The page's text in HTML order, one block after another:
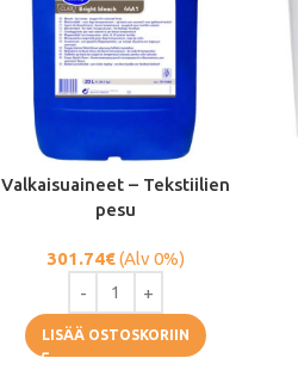
Valkaisuaineet – Tekstiilien
pesu
301.74€(Alv 0%)
LISÄÄ OSTOSKORIIN